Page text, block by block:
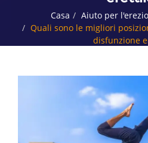
Casa
Aiuto per
Quali sono le migliori
disfunzione